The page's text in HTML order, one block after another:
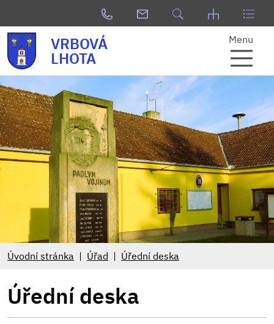
VRBOVÁ
LHOTA
Menu
Úvodní stránka Úřad Úřední deska
Úřední deska